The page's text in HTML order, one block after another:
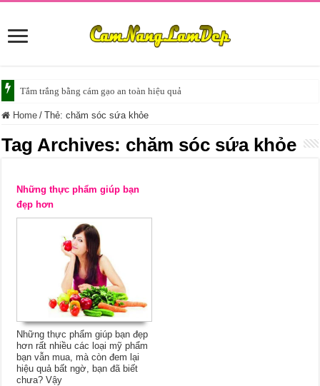
Tắm trắng bằng cám gạo an toàn hiệu quả
Home / Thẻ:chăm sóc sứa khỏe
Tag Archives: chăm sóc sứa khỏe
Những thực phẩm giúp bạn
đẹp hơn
Những thực phẩm giúp bạn đẹp
hơn rất nhiều các loại mỹ phẩm
bạn vẫn mua, mà còn đem lại
hiệu quả bất ngờ, bạn đã biết
chưa? Vậy